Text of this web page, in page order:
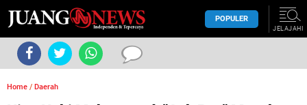
POPULER
JELAJAHI
Home / Daerah